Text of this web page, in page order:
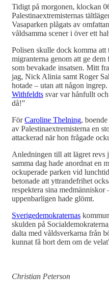
Tidigt på morgonen, klockan
Palestinaextremisternas
Vasaparken plågats av
våldsamma scener i över ett
Polisen skulle dock komma att
migranterna genom att ge
som bevakade insatsen. Mitt
jag, Nick Alinia samt Roger
hotade – utan att någon
Withfeldts svar var hånfullt
då!”
FörCaroline Thelning,
av Palestinaextremisterna en
attackerad när hon frågade
Anledningen till att lägret revs
samma dag hade anordnat en
ockuperade parken vid
betonade att yttrandefrihet
respektera sina medmänniskor
uppenbarligen hade glömt.
Sverigedemokraternas
skulden på
dalta med våldsverkarna från
kunnat få bort dem om de
Christian Peterson